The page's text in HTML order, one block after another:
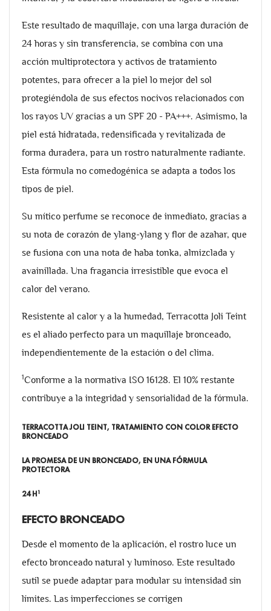
Este resultado de maquillaje, con una larga duración de
24 horas y sin transferencia, se combina con una
acción multiprotectora y activos de tratamiento
potentes, para ofrecer a la piel lo mejor del sol
protegiéndola de sus efectos nocivos relacionados con
los rayos UV gracias a un SPF 20 - PA+++. Asimismo, la
piel está hidratada, redensificada y revitalizada de
forma duradera, para un rostro naturalmente radiante.
Esta fórmula no comedogénica se adapta a todos los
tipos de piel.
Su mítico perfume se reconoce de inmediato, gracias a
su nota de corazón de ylang-ylang y flor de azahar, que
se fusiona con una nota de haba tonka, almizclada y
avainillada. Una fragancia irresistible que evoca el
calor del verano.
Resistente al calor y a la humedad, Terracotta Joli Teint
es el aliado perfecto para un maquillaje bronceado,
independientemente de la estación o del clima.
1Conforme a la normativa ISO 16128. El 10% restante
contribuye a la integridad y sensorialidad de la fórmula.
TERRACOTTA JOLI TEINT, TRATAMIENTO CON COLOR EFECTO
BRONCEADO
LA PROMESA DE UN BRONCEADO, EN UNA FÓRMULA
PROTECTORA
24 H1
EFECTO BRONCEADO
Desde el momento de la aplicación, el rostro luce un
efecto bronceado natural y luminoso. Este resultado
sutil se puede adaptar para modular su intensidad sin
límites. Las imperfecciones se corrigen